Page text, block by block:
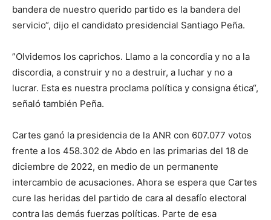
bandera de nuestro querido partido es la bandera del
servicio“, dijo el candidato presidencial Santiago Peña.
”Olvidemos los caprichos. Llamo a la concordia y no a la
discordia, a construir y no a destruir, a luchar y no a
lucrar. Esta es nuestra proclama política y consigna ética“,
señaló también Peña.
Cartes ganó la presidencia de la ANR con 607.077 votos
frente a los 458.302 de Abdo en las primarias del 18 de
diciembre de 2022, en medio de un permanente
intercambio de acusaciones. Ahora se espera que Cartes
cure las heridas del partido de cara al desafío electoral
contra las demás fuerzas políticas. Parte de esa